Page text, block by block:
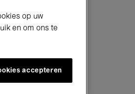
op uw
en om ons te
accepteren